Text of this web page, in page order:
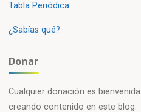
Tabla Periódica
¿Sabías qué?
Donar
Cualquier donación es
creando contenido en este blog.